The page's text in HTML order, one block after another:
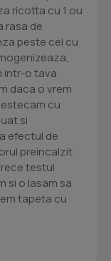
ricotta cu 1 ou
rasa de
peste cel cu
intr-o tava
daca o vrem
cu
si
efectul de
preincalzit
testul
si o lasam sa
tapeta cu